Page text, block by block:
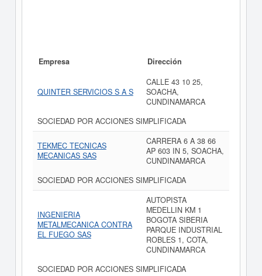
Empresa Dirección
QUINTER SERVICIOS S A S
CALLE 43 10 25,
SOACHA,
CUNDINAMARCA
SOCIEDAD POR ACCIONES SIMPLIFICADA
TEKMEC TECNICAS
MECANICAS SAS
CARRERA 6 A 38 66
AP 603 IN 5, SOACHA,
CUNDINAMARCA
SOCIEDAD POR ACCIONES SIMPLIFICADA
INGENIERIA
METALMECANICA CONTRA
EL FUEGO SAS
AUTOPISTA
MEDELLIN KM 1
BOGOTA SIBERIA
PARQUE INDUSTRIAL
ROBLES 1, COTA,
CUNDINAMARCA
SOCIEDAD POR ACCIONES SIMPLIFICADA